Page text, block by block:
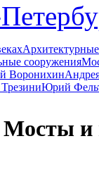
сооружения
Воронихин
Юрий
и